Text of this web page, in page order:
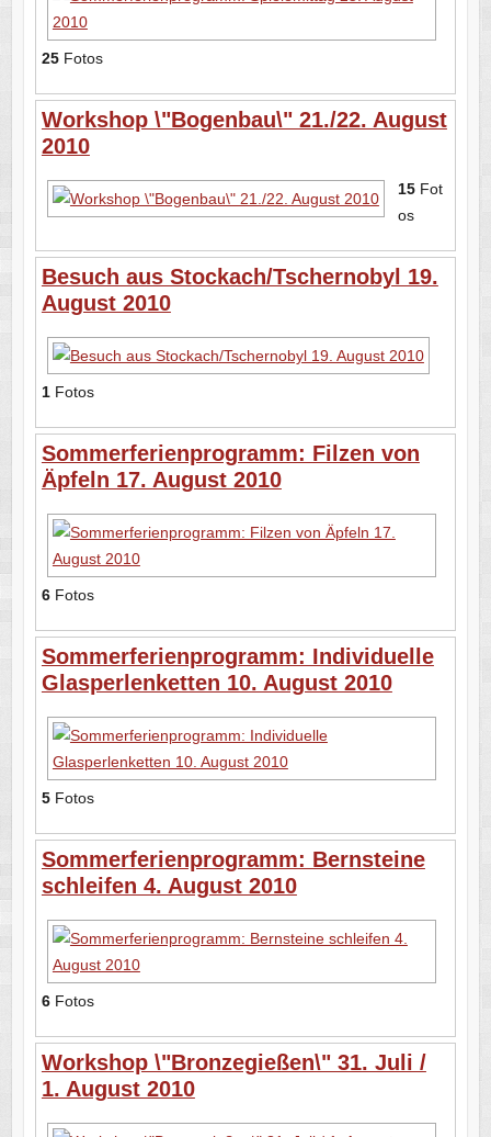
25Fotos
Workshop \"Bogenbau\" 21./22. August
2010
15Fot
os
Besuch aus Stockach/Tschernobyl 19.
August 2010
1Fotos
Sommerferienprogramm: Filzen von
Äpfeln 17. August 2010
6Fotos
Sommerferienprogramm: Individuelle
Glasperlenketten 10. August 2010
5Fotos
Sommerferienprogramm: Bernsteine
schleifen 4. August 2010
6Fotos
Workshop \"Bronzegießen\" 31. Juli /
1. August 2010